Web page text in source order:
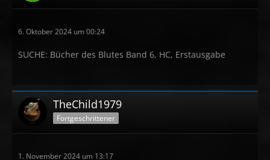
6. Oktober 2024 um 00:24
SUCHE: Bücher des Blutes Band 6, HC, Erstausgabe
TheChild1979
Fortgeschrittener
1. November 2024 um 13:17